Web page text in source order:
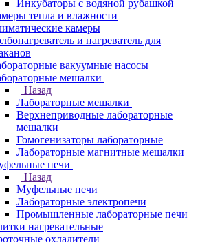
Инкубаторы с водяной рубашкой
тепла и влажности
камеры
и нагреватель для
вакуумные насосы
мешалки
Назад
Лабораторные мешалки
Верхнеприводные лабораторные
мешалки
Гомогенизаторы лабораторные
Лабораторные магнитные мешалки
печи
Назад
Муфельные печи
Лабораторные электропечи
Промышленные лабораторные печи
нагревательные
охладители